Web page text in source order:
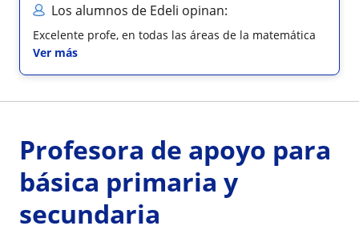
Los alumnos de Edeli opinan:
Excelente profe, en todas las áreas de la matemática
Ver más
Profesora de apoyo para
básica primaria y
secundaria